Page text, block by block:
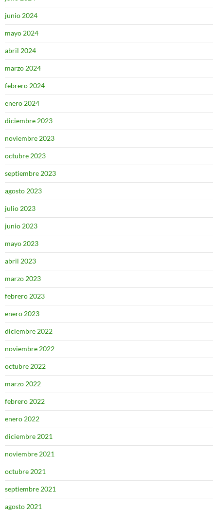
junio 2024
mayo 2024
abril 2024
marzo 2024
febrero 2024
enero 2024
diciembre 2023
noviembre 2023
octubre 2023
septiembre 2023
agosto 2023
julio 2023
junio 2023
mayo 2023
abril 2023
marzo 2023
febrero 2023
enero 2023
diciembre 2022
noviembre 2022
octubre 2022
marzo 2022
febrero 2022
enero 2022
diciembre 2021
noviembre 2021
octubre 2021
septiembre 2021
agosto 2021